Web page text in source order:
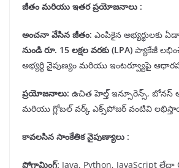
జీతం మరియు ఇతర ప్రయోజనాలు :
అంచనా వేసిన జీతం: ఎంపికైన అభ్యర్థులకు
నుండి రూ. 15 లక్షల వరకు (LPA) ప్యాకేజీ
అభ్యర్థి నైపుణ్యం మరియు ఇంటర్వ్యూపై
ప్రయోజనాలు: ఉచిత హెల్త్ ఇన్సూరెన్స్, బోనస్
మరియు గ్లోబల్ వర్క్ ఎక్స్‌పోజర్ వంటివి
కావలసిన సాంకేతిక నైపుణ్యాలు :
ప్రోగ్రామింగ్: Java, Python, JavaScript